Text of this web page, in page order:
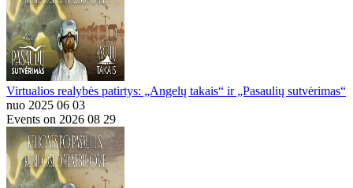
Virtualios realybės patirtys: „Angelų takais“ ir „Pasaulių sutvėrimas“
nuo 2025 06 03
Events on 2026 08 29